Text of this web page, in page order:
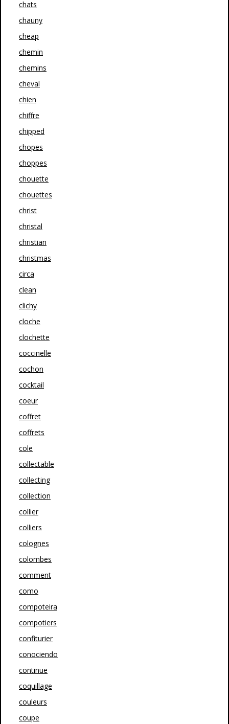
chats
chauny
cheap
chemin
chemins
cheval
chien
chiffre
chipped
chopes
choppes
chouette
chouettes
christ
christal
christian
christmas
circa
clean
clichy
cloche
clochette
coccinelle
cochon
cocktail
coeur
coffret
coffrets
cole
collectable
collecting
collection
collier
colliers
colognes
colombes
comment
como
compoteira
compotiers
confiturier
conociendo
continue
coquillage
couleurs
coupe